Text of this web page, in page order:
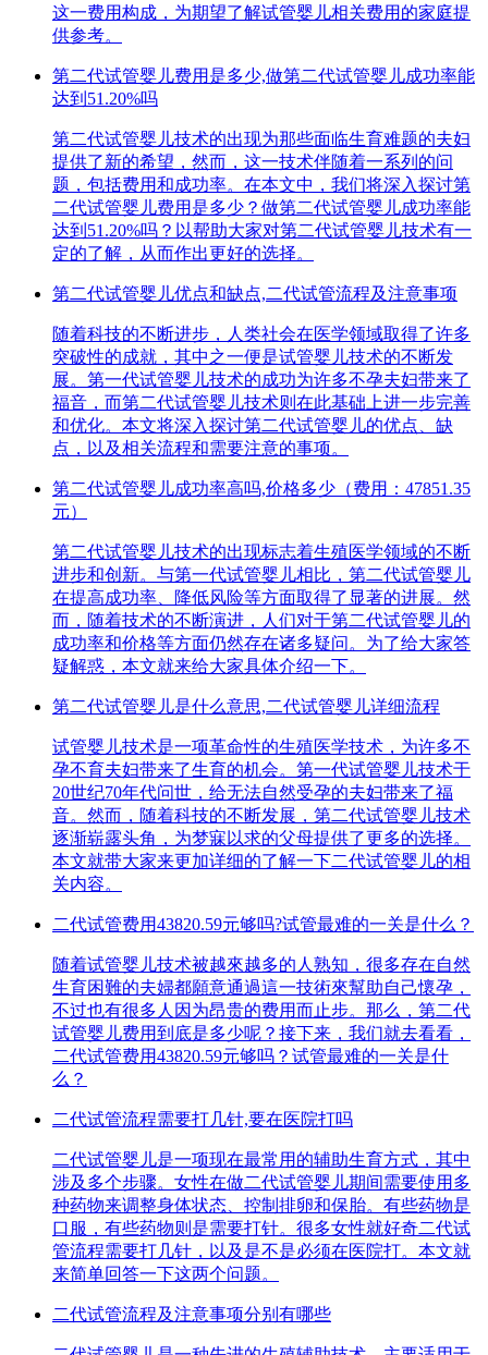
这一费用构成，为期望了解试管婴儿相关费用的家庭提
供参考。
第二代试管婴儿费用是多少,做第二代试管婴儿成功率能
达到51.20%吗
第二代试管婴儿技术的出现为那些面临生育难题的夫妇
提供了新的希望，然而，这一技术伴随着一系列的问
题，包括费用和成功率。在本文中，我们将深入探讨第
二代试管婴儿费用是多少？做第二代试管婴儿成功率能
达到51.20%吗？以帮助大家对第二代试管婴儿技术有一
定的了解，从而作出更好的选择。
第二代试管婴儿优点和缺点,二代试管流程及注意事项
随着科技的不断进步，人类社会在医学领域取得了许多
突破性的成就，其中之一便是试管婴儿技术的不断发
展。第一代试管婴儿技术的成功为许多不孕夫妇带来了
福音，而第二代试管婴儿技术则在此基础上进一步完善
和优化。本文将深入探讨第二代试管婴儿的优点、缺
点，以及相关流程和需要注意的事项。
第二代试管婴儿成功率高吗,价格多少（费用：47851.35
元）
第二代试管婴儿技术的出现标志着生殖医学领域的不断
进步和创新。与第一代试管婴儿相比，第二代试管婴儿
在提高成功率、降低风险等方面取得了显著的进展。然
而，随着技术的不断演进，人们对于第二代试管婴儿的
成功率和价格等方面仍然存在诸多疑问。为了给大家答
疑解惑，本文就来给大家具体介绍一下。
第二代试管婴儿是什么意思,二代试管婴儿详细流程
试管婴儿技术是一项革命性的生殖医学技术，为许多不
孕不育夫妇带来了生育的机会。第一代试管婴儿技术于
20世纪70年代问世，给无法自然受孕的夫妇带来了福
音。然而，随着科技的不断发展，第二代试管婴儿技术
逐渐崭露头角，为梦寐以求的父母提供了更多的选择。
本文就带大家来更加详细的了解一下二代试管婴儿的相
关内容。
二代试管费用43820.59元够吗?试管最难的一关是什么？
随着试管婴儿技术被越來越多的人熟知，很多存在自然
生育困難的夫婦都願意通過這一技術來幫助自己懷孕，
不过也有很多人因为昂贵的费用而止步。那么，第二代
试管婴儿费用到底是多少呢？接下来，我们就去看看，
二代试管费用43820.59元够吗？试管最难的一关是什
么？
二代试管流程需要打几针,要在医院打吗
二代试管婴儿是一项现在最常用的辅助生育方式，其中
涉及多个步骤。女性在做二代试管婴儿期间需要使用多
种药物来调整身体状态、控制排卵和保胎。有些药物是
口服，有些药物则是需要打针。很多女性就好奇二代试
管流程需要打几针，以及是不是必须在医院打。本文就
来简单回答一下这两个问题。
二代试管流程及注意事项分别有哪些